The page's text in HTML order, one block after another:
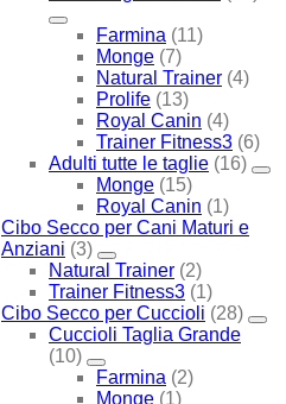
Farmina (11)
Monge (7)
Natural Trainer (4)
Prolife (13)
Royal Canin (4)
Trainer Fitness3 (6)
Adulti tutte le taglie (16)
Monge (15)
Royal Canin (1)
Cibo Secco per Cani Maturi e
Anziani (3)
Natural Trainer (2)
Trainer Fitness3 (1)
Cibo Secco per Cuccioli (28)
Cuccioli Taglia Grande
(10)
Farmina (2)
Monge (1)